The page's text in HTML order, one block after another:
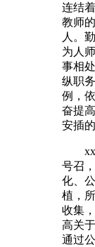
连结
教师
人。
为人
事相
纵职
例，
奋提
安插
xx区
号召
化、
植，
收集
高关
通过